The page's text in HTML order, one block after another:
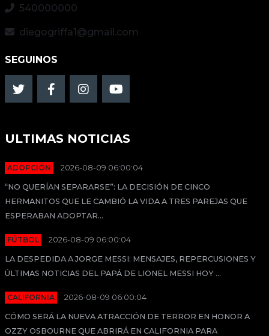
540000000
diegogriffa1@gmail.com
SEGUINOS
ULTIMAS NOTICIAS
ADOPCIÓN 2026-08-09 06:00:04
“NO QUERÍAN SEPARARSE”: LA DECISIÓN DE CINCO
HERMANITOS QUE LE CAMBIÓ LA VIDA A TRES PAREJAS QUE
ESPERABAN ADOPTAR...
FÚTBOL 2026-08-09 06:00:04
LA DESPEDIDA A JORGE MESSI: MENSAJES, REPERCUSIONES Y
ÚLTIMAS NOTICIAS DEL PAPÁ DE LIONEL MESSI HOY ...
CALIFORNIA 2026-08-09 06:00:04
CÓMO SERÁ LA NUEVA ATRACCIÓN DE TERROR EN HONOR A
OZZY OSBOURNE QUE ABRIRÁ EN CALIFORNIA PARA